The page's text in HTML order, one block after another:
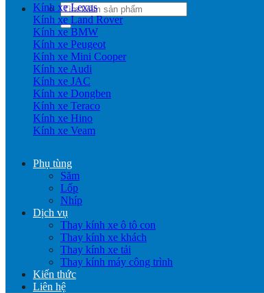
Tìm
kiếm:
Kính xe Lexus
Kính xe Land Rover
Kính xe BMW
Kính xe Peugeot
Kính xe Mini Cooper
Kính xe Audi
Kính xe JAC
Kính xe Dongben
Kính xe Teraco
Kính xe Hino
Kính xe Veam
Phụ tùng
Săm
Lốp
Nhíp
Dịch vụ
Thay kính xe ô tô con
Thay kính xe khách
Thay kính xe tải
Thay kính máy công trình
Kiến thức
Liên hệ